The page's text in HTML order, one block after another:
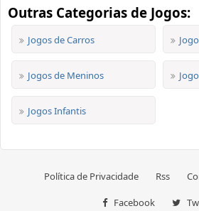
Outras Categorias de Jogos:
Jogos de Carros
Jogos de Meninos
Jogos Infantis
Política de Privacidade Rss
Facebook